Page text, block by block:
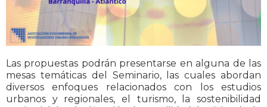
Las propuestas podrán presentarse en alguna de las
mesas temáticas del Seminario, las cuales abordan
diversos enfoques relacionados con los estudios
urbanos y regionales, el turismo, la sostenibilidad